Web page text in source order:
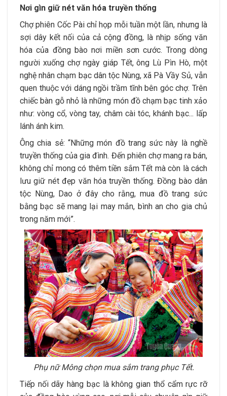
Nơi gìn giữ nét văn hóa truyền thống
Chợ phiên Cốc Pài chỉ họp mỗi tuần một lần, nhưng là
sợi dây kết nối của cả cộng đồng, là nhịp sống văn
hóa của đồng bào nơi miền sơn cước. Trong dòng
người xuống chợ ngày giáp Tết, ông Lù Pìn Hò, một
nghệ nhân chạm bạc dân tộc Nùng, xã Pà Vầy Sủ, vẫn
quen thuộc với dáng ngồi trầm tĩnh bên góc chợ. Trên
chiếc bàn gỗ nhỏ là những món đồ chạm bạc tinh xảo
như: vòng cổ, vòng tay, châm cài tóc, khánh bạc... lấp
lánh ánh kim.
Ông chia sẻ: “Những món đồ trang sức này là nghề
truyền thống của gia đình. Đến phiên chợ mang ra bán,
không chỉ mong có thêm tiền sắm Tết mà còn là cách
lưu giữ nét đẹp văn hóa truyền thống. Đồng bào dân
tộc Nùng, Dao ở đây cho rằng, mua đồ trang sức
bằng bạc sẽ mang lại may mắn, bình an cho gia chủ
trong năm mới”.
Phụ nữ Mông chọn mua sắm trang phục Tết.
Tiếp nối dãy hàng bạc là không gian thổ cẩm rực rỡ